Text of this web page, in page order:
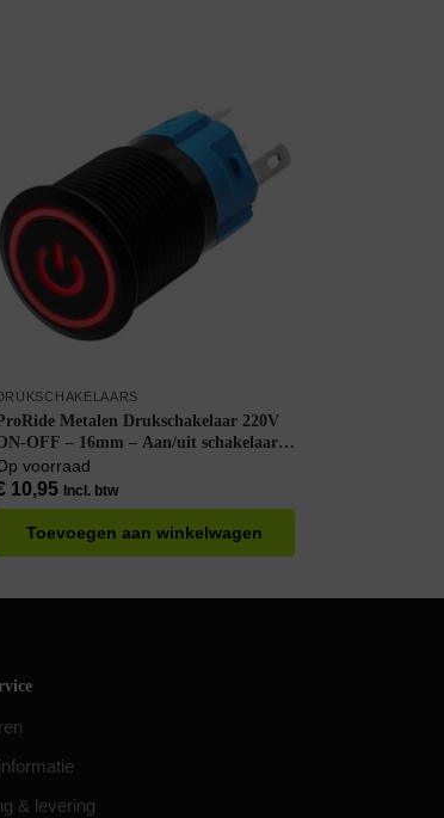
Metalen Drukschakelaar 220V
OFF – 16mm – Aan/uit schakelaar –
– LED Indicatie Rood
voorraad
10,95 Incl. btw
Toevoegen aan winkelwagen
& levering